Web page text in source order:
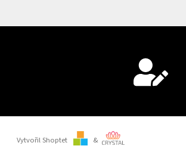
Vytvořil Shoptet &